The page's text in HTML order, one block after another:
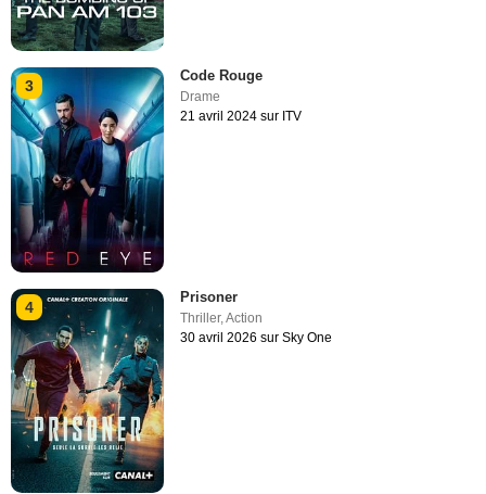
3
Code Rouge
Drame
21 avril 2024 sur ITV
4
Prisoner
Thriller,Action
30 avril 2026 sur Sky One